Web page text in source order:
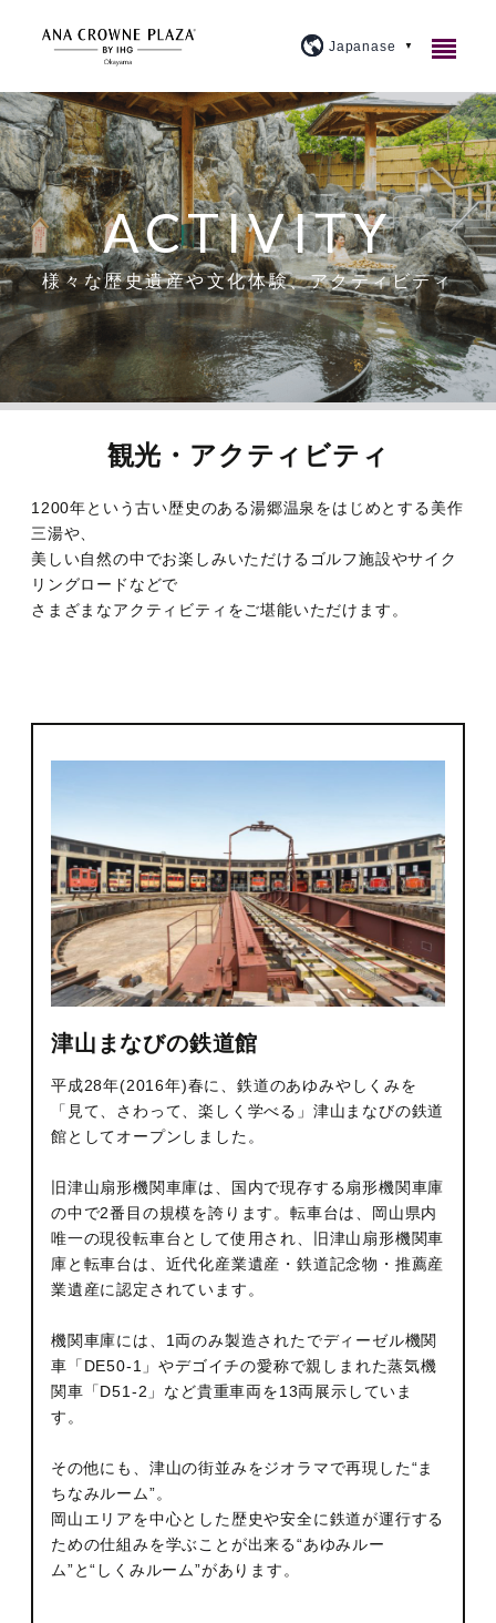
ご宿泊
客室紹介
スタンダード
プレミアム
スイート
アメニティ・貸出備品
朝食のご案内
よくあるご質問
プラン紹介
ビジネスプラン
観光グルメ
IHGリワーズクラブ会員様プラン
期間限定シーズンプラン
カップル・女性向けプラン
ゴルフプラン
トピックス
観光のご案内
ルームサービス
レストラン＆バー
1F カジュアルダイニングウルバーノ
20F 和食ダイニング 廚洊
20F 鉄板コーナー おさふね
20F スカイバー＆ラウンジ 洊
個室
顔合わせ・結納
記念日プラン
トピックス
レストラン＆バーのお問い合わせ
宴会・会議
宴会場のご案内
大宴会場『曲水』
スカイバンケット
ミーティングプラン
クラウンプラザミーティングディレクター
マイス
お別れの会
宴会プランのご紹介
プライベートミーティングプラン
スタンダードパーティプラン
ケータリングサービス
岡山城プラン
宴会・会場の直通予約電話
営業時間 9:00 ～ 18:00
ウェディング
ブライダルフェア
イベントカレンダー
料理・ケーキ
ドレス
フォトギャラリー
チャペル -Jewel-
披露宴会場
曲水 -Kyokusui-
京山 -kyoyama-
廚洊 -Kuriya sen-
ウルバーノ -Urbano-
顔合わせ・結納
Wedding公式Instagram
施設案内
アクセス
ACTIVITY
様々な歴史遺産や文化体験、アクティビティ
観光・アクティビティ
1200年という古い歴史のある湯郷温泉をはじめとする美作
三湯や、
美しい自然の中でお楽しみいただけるゴルフ施設やサイク
リングロードなどで
さまざまなアクティビティをご堪能いただけます。
津山まなびの鉄道館
平成28年(2016年)春に、鉄道のあゆみやしくみを
「見て、さわって、楽しく学べる」津山まなびの鉄道
館としてオープンしました。
旧津山扇形機関車庫は、国内で現存する扇形機関車庫
の中で2番目の規模を誇ります。転車台は、岡山県内
唯一の現役転車台として使用され、旧津山扇形機関車
庫と転車台は、近代化産業遺産・鉄道記念物・推薦産
業遺産に認定されています。
機関車庫には、1両のみ製造されたでディーゼル機関
車「DE50-1」やデゴイチの愛称で親しまれた蒸気機
関車「D51-2」など貴重車両を13両展示していま
す。
その他にも、津山の街並みをジオラマで再現した“ま
ちなみルーム”。
岡山エリアを中心とした歴史や安全に鉄道が運行する
ための仕組みを学ぶことが出来る“あゆみルー
ム”と“しくみルーム”があります。